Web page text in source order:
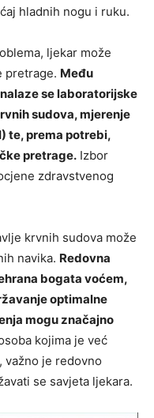
hladnih nogu i ruku.
ljekar može
pretrage. Među
se laboratorijske
sudova, mjerenje
te, prema potrebi,
pretrage. Izbor
zdravstvenog
krvnih sudova može
navika. Redovna
bogata voćem,
optimalne
mogu značajno
kojima je već
važno je redovno
se savjeta ljekara.